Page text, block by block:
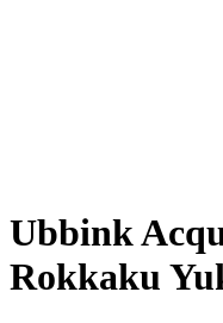
Ubbink
Rokkaku